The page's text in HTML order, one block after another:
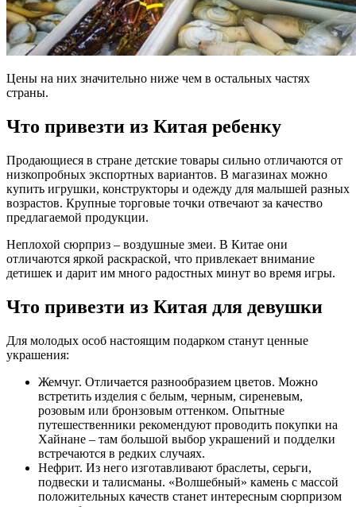
Цены на них значительно ниже чем в остальных частях
страны.
Что привезти из Китая ребенку
Продающиеся в стране детские товары сильно отличаются от
низкопробных экспортных вариантов. В магазинах можно
купить игрушки, конструкторы и одежду для малышей разных
возрастов. Крупные торговые точки отвечают за качество
предлагаемой продукции.
Неплохой сюрприз – воздушные змеи. В Китае они
отличаются яркой раскраской, что привлекает внимание
детишек и дарит им много радостных минут во время игры.
Что привезти из Китая для девушки
Для молодых особ настоящим подарком станут ценные
украшения:
Жемчуг. Отличается разнообразием цветов. Можно
встретить изделия с белым, черным, сиреневым,
розовым или бронзовым оттенком. Опытные
путешественники рекомендуют проводить покупки на
Хайнане – там большой выбор украшений и подделки
встречаются в редких случаях.
Нефрит. Из него изготавливают браслеты, серьги,
подвески и талисманы. «Волшебный» камень с массой
положительных качеств станет интересным сюрпризом